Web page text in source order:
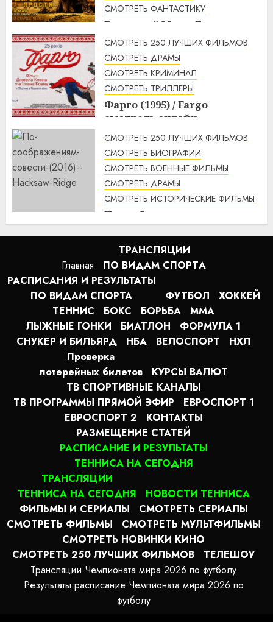
СМОТРЕТЬ ФАНТАСТИКУ
Безумный Макс: Дорога
ярости (2015) / Mad Max: Fury
Road смотреть онлайн
1:56 07.08.2026
СМОТРЕТЬ 250 ЛУЧШИХ ФИЛЬМОВ
СМОТРЕТЬ ДРАМЫ
СМОТРЕТЬ КРИМИНАЛ
СМОТРЕТЬ ТРИЛЛЕРЫ
Фарго (1995) / Fargo
смотреть онлайн
1:49 07.08.2026
СМОТРЕТЬ 250 ЛУЧШИХ ФИЛЬМОВ
СМОТРЕТЬ БИОГРАФИИ
СМОТРЕТЬ ВОЕННЫЕ ФИЛЬМЫ
СМОТРЕТЬ ДРАМЫ
СМОТРЕТЬ ИСТОРИЧЕСКИЕ ФИЛЬМЫ
По соображениям совести
(2016) / Hacksaw Ridge
Главная
ТРАНСЛЯЦИИ
ПО ВИДАМ СПОРТA
РАСПИСАНИЯ И РЕЗУЛЬТАТЫ
ПО ВИДАМ СПОРТА
ФУТБОЛ
ХОККЕЙ
ТЕННИС
БОКС БОРЬБА
MMA
ЛЫЖНЫЕ ГОНКИ
БИАТЛОН
ФОРМУЛА 1
СНУКЕР И БИЛЬЯРД
НБА ВЕЛОСПОРТ
НХЛ
Проверка
лотерейных билетов
КУРСЫ ВАЛЮТ
ТВ СПОРТИВНЫЕ КАНАЛЫ
ТВ ПРОГРАММЫ ПРЯМОЙ ЭФИР
ЕВРОСПОРТ 1
ЕВРОСПОРТ 2
КОНТАКТЫ
РАЗМЕЩЕНИЕ СТАТЕЙ
РАСПИСАНИЕ И РЕЗУЛЬТАТЫ
ТЕННИСА НА СЕГОДНЯ
ТРАНСЛЯЦИИ
ТЕННИСА НА СЕГОДНЯ
НОВОСТИ ТЕННИСА
ФИЛЬМЫ И СЕРИАЛЫ
СМОТРЕТЬ СЕРИАЛЫ
СМОТРЕТЬ ФИЛЬМЫ
СМОТРЕТЬ МУЛЬТФИЛЬМЫ
СМОТРЕТЬ НОВИНКИ КИНО
СМОТРЕТЬ 250 ЛУЧШИХ ФИЛЬМОВ
ТЕЛЕШОУ
Трансляции Чемпионата мира 2026 по футболу
Результаты расписание Чемпионата мира 2026 по
футболу